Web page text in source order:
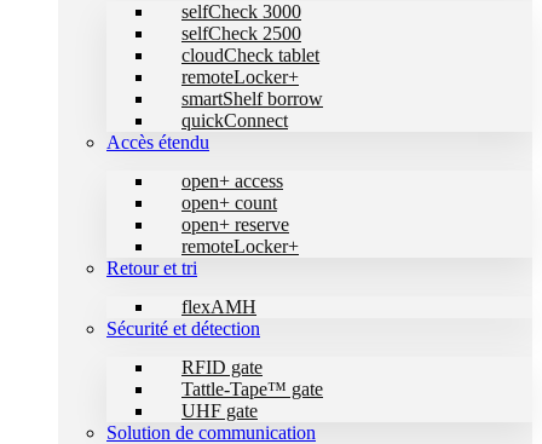
selfCheck 3000
selfCheck 2500
cloudCheck tablet
remoteLocker+
smartShelf borrow
quickConnect
Accès étendu
open+ access
open+ count
open+ reserve
remoteLocker+
Retour et tri
flexAMH
Sécurité et détection
RFID gate
Tattle-Tape™ gate
UHF gate
Solution de communication